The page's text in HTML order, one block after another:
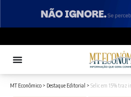
MT Econômico > Destaque Editorial > Selic em 15% traz impacto